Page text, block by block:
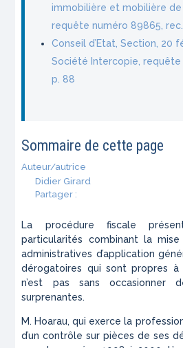
immobilière et mobilière de
requête numéro 89865, rec.
Conseil d’Etat, Section, 20
Société Intercopie, requête
p. 88
Sommaire de cette page
Auteur/autrice
Didier Girard
Partager :
La procédure fiscale
particularités combinant la
administratives d’application
dérogatoires qui sont propres
n’est pas sans occasionner
surprenantes.
M. Hoarau, qui exerce la
d’un contrôle sur pièces de ses